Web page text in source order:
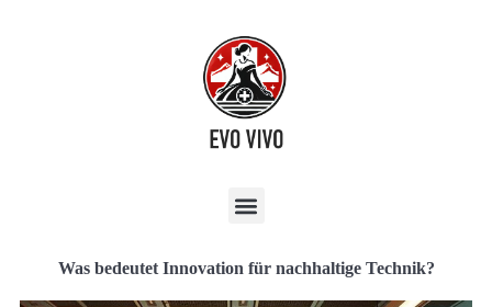
Was bedeutet Innovation für nachhaltige Technik?